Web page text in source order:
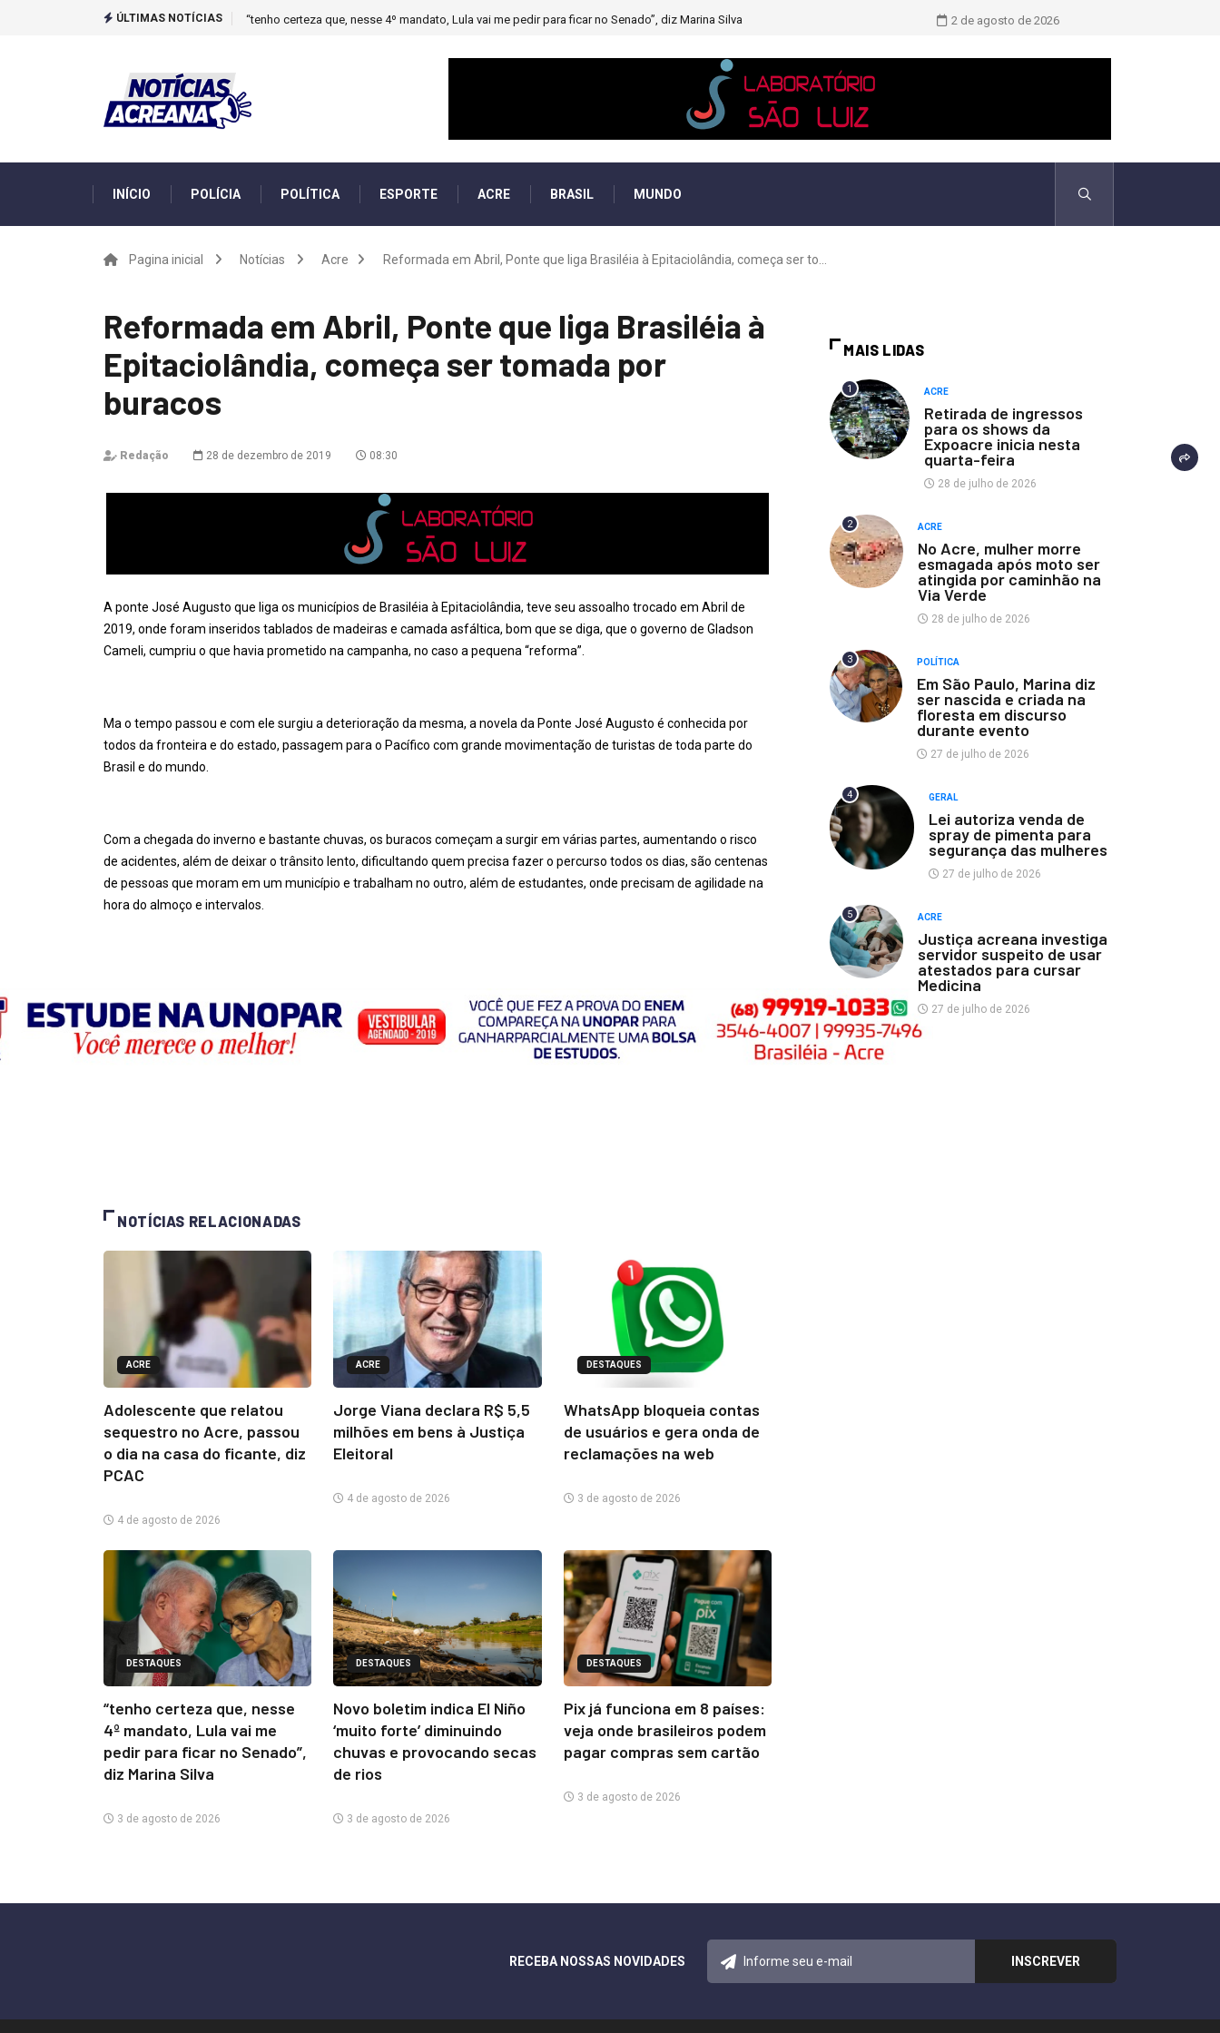
ÚLTIMAS NOTÍCIAS “tenho certeza que, nesse 4º mandato, Lula vai me pedir para ficar no Senado”, diz Marina Silva Novo boletim indica El Niño ‘muito
2 de agosto de 2026
INÍCIO POLÍCIA POLÍTICA ESPORTE ACRE BRASIL MUNDO
Pagina inicial Notícias Acre Reformada em Abril, Ponte que liga Brasiléia à Epitaciolândia, começa ser to...
Reformada em Abril, Ponte que liga Brasiléia à
Epitaciolândia, começa ser tomada por
buracos
Redação 28 de dezembro de 2019 08:30
A ponte José Augusto que liga os municípios de Brasiléia à Epitaciolândia, teve seu assoalho trocado em Abril de
2019, onde foram inseridos tablados de madeiras e camada asfáltica, bom que se diga, que o governo de Gladson
Cameli, cumpriu o que havia prometido na campanha, no caso a pequena “reforma”.
Ma o tempo passou e com ele surgiu a deterioração da mesma, a novela da Ponte José Augusto é conhecida por
todos da fronteira e do estado, passagem para o Pacífico com grande movimentação de turistas de toda parte do
Brasil e do mundo.
Com a chegada do inverno e bastante chuvas, os buracos começam a surgir em várias partes, aumentando o risco
de acidentes, além de deixar o trânsito lento, dificultando quem precisa fazer o percurso todos os dias, são centenas
de pessoas que moram em um município e trabalham no outro, além de estudantes, onde precisam de agilidade na
hora do almoço e intervalos.
NOTÍCIAS RELACIONADAS
ACRE
Adolescente que relatou
sequestro no Acre, passou
o dia na casa do ficante, diz
PCAC
4 de agosto de 2026
ACRE
Jorge Viana declara R$ 5,5
milhões em bens à Justiça
Eleitoral
4 de agosto de 2026
DESTAQUES
WhatsApp bloqueia contas
de usuários e gera onda de
reclamações na web
3 de agosto de 2026
DESTAQUES
“tenho certeza que, nesse
4º mandato, Lula vai me
pedir para ficar no Senado”,
diz Marina Silva
3 de agosto de 2026
DESTAQUES
Novo boletim indica El Niño
‘muito forte’ diminuindo
chuvas e provocando secas
de rios
3 de agosto de 2026
DESTAQUES
Pix já funciona em 8 países:
veja onde brasileiros podem
pagar compras sem cartão
3 de agosto de 2026
MAIS LIDAS
1 ACRE
Retirada de ingressos
para os shows da
Expoacre inicia nesta
quarta-feira
28 de julho de 2026
2 ACRE
No Acre, mulher morre
esmagada após moto ser
atingida por caminhão na
Via Verde
28 de julho de 2026
3 POLÍTICA
Em São Paulo, Marina diz
ser nascida e criada na
floresta em discurso
durante evento
27 de julho de 2026
4 GERAL
Lei autoriza venda de
spray de pimenta para
segurança das mulheres
27 de julho de 2026
5 ACRE
Justiça acreana investiga
servidor suspeito de usar
atestados para cursar
Medicina
27 de julho de 2026
RECEBA NOSSAS NOVIDADES